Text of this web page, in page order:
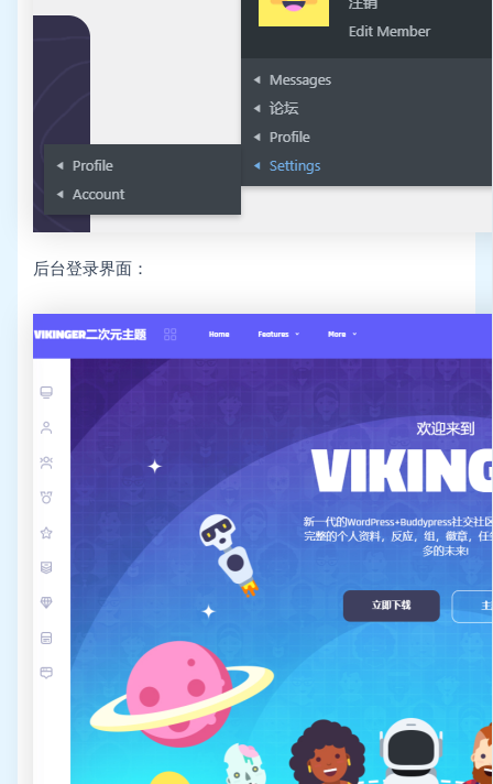
后台登录界面：